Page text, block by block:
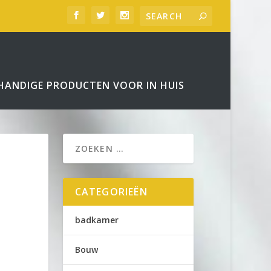
PRODUCTEN VOOR IN HUIS
CATEGORIEËN
badkamer
Bouw